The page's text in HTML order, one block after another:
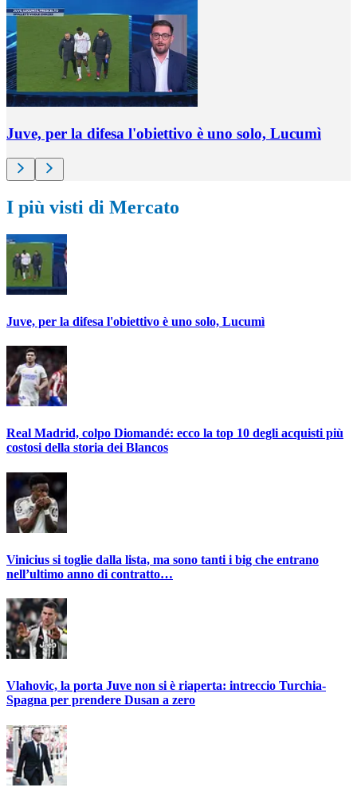
Juve, per la difesa l'obiettivo è uno solo, Lucumì
I più visti di Mercato
Juve, per la difesa l'obiettivo è uno solo, Lucumì
Real Madrid, colpo Diomandé: ecco la top 10 degli acquisti più
costosi della storia dei Blancos
Vinicius si toglie dalla lista, ma sono tanti i big che entrano
nell’ultimo anno di contratto…
Vlahovic, la porta Juve non si è riaperta: intreccio Turchia-
Spagna per prendere Dusan a zero